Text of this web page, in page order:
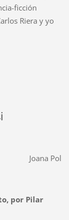
ficción
Riera y yo
Joana Pol
por Pilar